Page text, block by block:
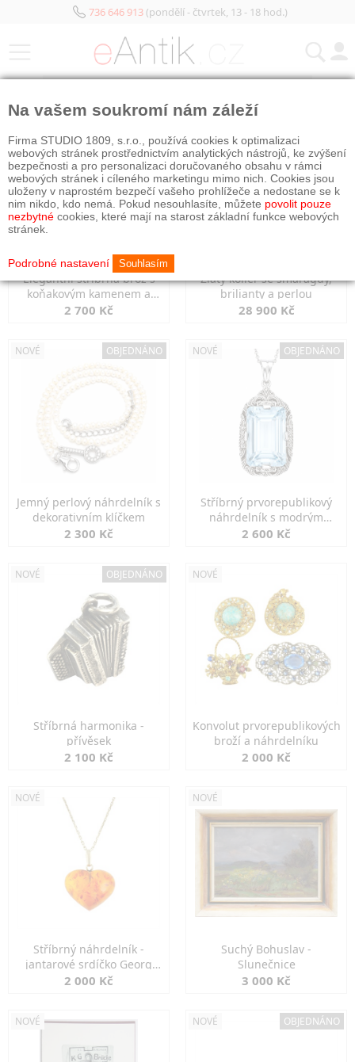
736 646 913(pondělí - čtvrtek, 13 - 18 hod.)
Elegantní stříbrná brož s
koňakovým kamenem a
markazity
2 700 Kč
Zlatý kolier se smaragdy,
brilianty a perlou
28 900 Kč
NOVÉ OBJEDNÁNO
Jemný perlový náhrdelník s
dekorativním klíčkem
2 300 Kč
NOVÉ OBJEDNÁNO
Stříbrný prvorepublikový
náhrdelník s modrým
spinelem
2 600 Kč
NOVÉ OBJEDNÁNO
Stříbrná harmonika -
přívěsek
2 100 Kč
NOVÉ
Konvolut prvorepublikových
broží a náhrdelníku
2 000 Kč
NOVÉ
Stříbrný náhrdelník -
jantarové srdíčko Georg
Kramer
2 000 Kč
NOVÉ
Suchý Bohuslav -
Slunečnice
3 000 Kč
NOVÉ NOVÉ OBJEDNÁNO
Na vašem soukromí nám záleží
Firma STUDIO 1809, s.r.o., používá cookies k optimalizaci
webových stránek prostřednictvím analytických nástrojů, ke zvýšení
bezpečnosti a pro personalizaci doručovaného obsahu v rámci
webových stránek i cíleného marketingu mimo nich. Cookies jsou
uloženy v naprostém bezpečí vašeho prohlížeče a nedostane se k
nim nikdo, kdo nemá. Pokud nesouhlasíte, můžete povolit pouze
nezbytné cookies, které mají na starost základní funkce webových
stránek.
Podrobné nastavení Souhlasím